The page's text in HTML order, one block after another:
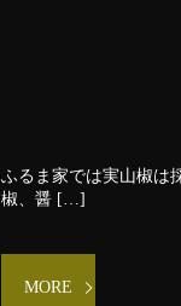
ふるま家では実山椒は
椒、醤 […]
MORE